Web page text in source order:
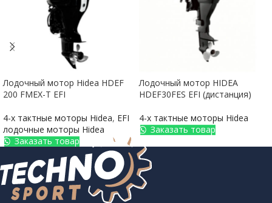
Лодочный мотор Hidea HDEF
200 FMEX-T EFI
4-х тактные моторы Hidea, EFI
лодочные моторы Hidea
Заказать товар
Лодочный мотор HIDEA
HDEF30FES EFI (дистанция)
4-х тактные моторы Hidea
Заказать товар